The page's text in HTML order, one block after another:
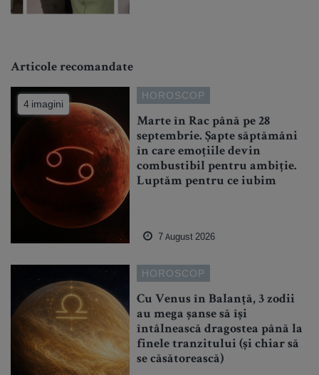
Articole recomandate
4 imagini
HOROSCOP
Marte în Rac până pe 28
septembrie. Șapte săptămâni
în care emoțiile devin
combustibil pentru ambiție.
Luptăm pentru ce iubim
7 August 2026
HOROSCOP
Cu Venus în Balanță, 3 zodii
au mega șanse să își
întâlnească dragostea până la
finele tranzitului (și chiar să
se căsătorească)